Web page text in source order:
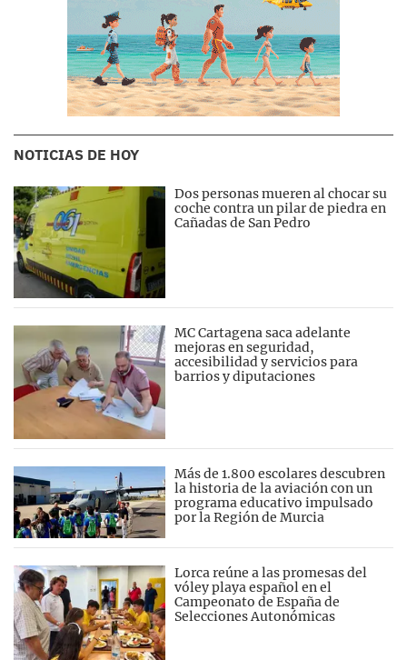
NOTICIAS DE HOY
Dos personas mueren al chocar su
coche contra un pilar de piedra en
Cañadas de San Pedro
MC Cartagena saca adelante
mejoras en seguridad,
accesibilidad y servicios para
barrios y diputaciones
Más de 1.800 escolares descubren
la historia de la aviación con un
programa educativo impulsado
por la Región de Murcia
Lorca reúne a las promesas del
vóley playa español en el
Campeonato de España de
Selecciones Autonómicas